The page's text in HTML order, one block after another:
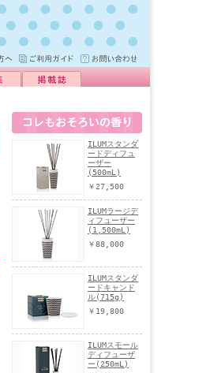
ILUMスタンダ
ードディフュ
ーザー
(500mL)
￥27,500
ILUMラージデ
ィフューザー
(1,500mL)
￥88,000
ILUMスタンダ
ードキャンド
ル(715g)
￥19,800
ILUMスモール
ディフューザ
ー(250mL)